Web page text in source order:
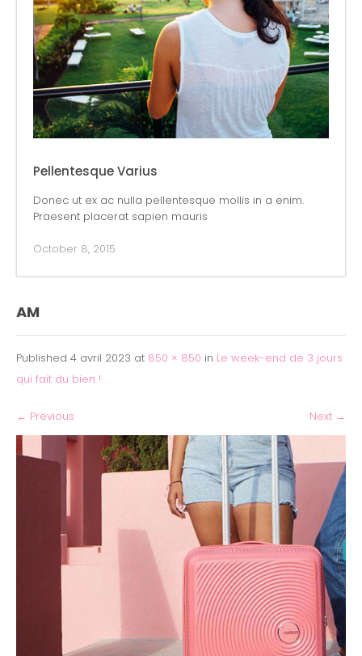
Pellentesque Varius
Donec ut ex ac nulla pellentesque mollis in a enim.
Praesent placerat sapien mauris
October 8, 2015
AM
Published 4 avril 2023 at 850 × 850 in Le week-end de 3 jours
qui fait du bien !
← Previous Next →